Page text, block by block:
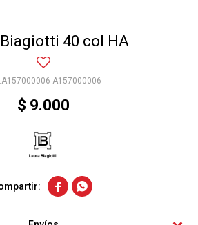
40 col HA
A157000006-A157000006
$ 9.000
 